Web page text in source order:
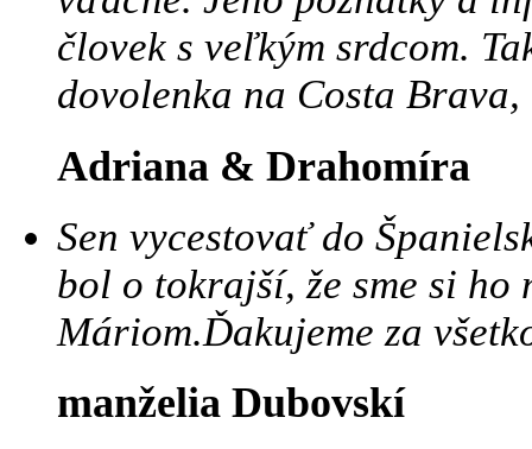
človek s veľkým srdcom.
dovolenka na Costa
Adriana & Drahomíra
Sen vycestovať do
bol o tokrajší, že sme si
Máriom.Ďakujeme za
manželia Dubovskí